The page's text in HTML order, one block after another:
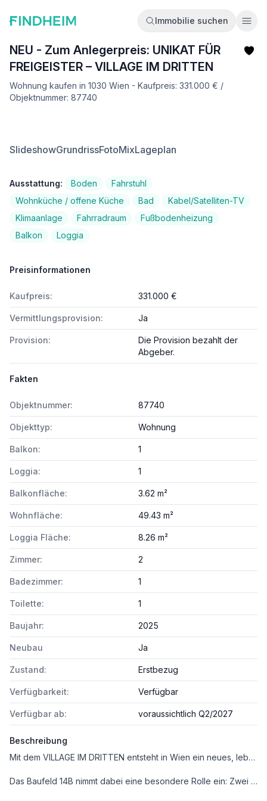
Immobilie suchen
NEU - Zum Anlegerpreis: UNIKAT FÜR
FREIGEISTER – VILLAGE IM DRITTEN
Wohnung kaufen in 1030 Wien - Kaufpreis: 331.000 € /
Objektnummer: 87740
SlideshowGrundrissFotoMixLageplan
Ausstattung: Boden
Fahrstuhl
Wohnküche / offene Küche
Bad
Kabel/Satelliten-TV
Klimaanlage
Fahrradraum
Fußbodenheizung
Balkon
Loggia
Preisinformationen
Kaufpreis: 331.000 €
Vermittlungsprovision: Ja
Provision:
Die Provision bezahlt der
Abgeber.
Fakten
Objektnummer: 87740
Objekttyp: Wohnung
Balkon: 1
Loggia: 1
Balkonfläche: 3.62 m²
Wohnfläche: 49.43 m²
Loggia Fläche: 8.26 m²
Zimmer: 2
Badezimmer: 1
Toilette: 1
Baujahr: 2025
Neubau Ja
Zustand: Erstbezug
Verfügbarkeit: Verfügbar
Verfügbar ab: voraussichtlich Q2/2027
Beschreibung
Mit dem VILLAGE IM DRITTEN entsteht in Wien ein neues, lebendiges Stadtquartier mit rund 2.000 Wohnungen, dazu Büro- und Gewerbeflächen, Nahversorgung sowie Kinderbetreuungs- und Bildunseinrichtungen, welches das moderne Wohnen mit viel Grün, Gemeinschaft und nachhaltiger Energieversorgung verbindet.
Das Baufeld 14B nimmt dabei eine besondere Rolle ein: Zwei Bauteile die sich zu einem Baukörper vereinen – sechs bzw. elf Geschosse hoch – fügen sich harmonisch in die Umgebung ein und eröffnen Platz für 109 Wohnungen mit zwei bis fünf Zimmern sowie zwei Gewerbeflächen im Erdgeschoss. Das Projekt spricht besonders Jene an, die zentrumsnah, urban und gleichzeitig naturnah wohnen möchten. Hier finden Familien, Paare, Singles wie auch ältere Generationen ein Zuhause, das den Wunsch nach Individualität mit dem Gefühl von Gemeinschaft verbindet.